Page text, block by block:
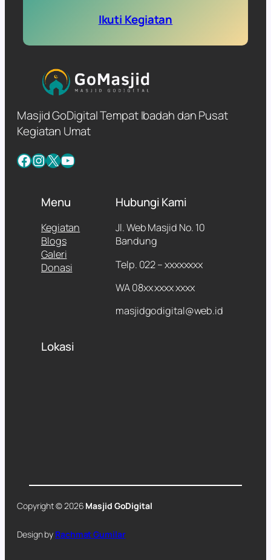
Ikuti Kegiatan
Masjid GoDigital Tempat Ibadah dan Pusat
Kegiatan Umat
Facebook InstagramX YouTube
Menu
Kegiatan
Blogs
Galeri
Donasi
Hubungi Kami
Jl. Web Masjid No. 10
Bandung
Telp. 022 – xxxxxxxx
WA 08xx xxxx xxxx
masjidgodigital@web.id
Lokasi
Copyright © 2026 Masjid GoDigital
Design by Rachmat Gumilar